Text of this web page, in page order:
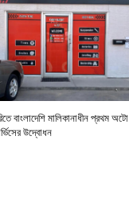
বাংলাদেশি মালিকানাধীন প্রথম অটো
উদ্বোধন